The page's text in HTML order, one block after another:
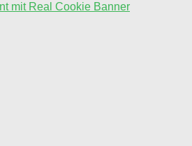
mit Real Cookie Banner